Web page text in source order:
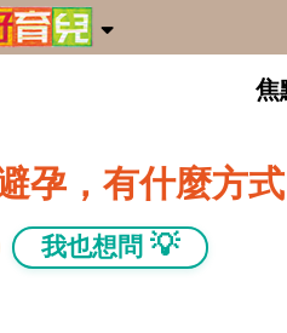
焦
孕，有什麼方
我也想問 💡